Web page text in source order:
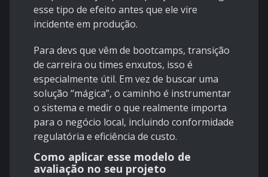
esse tipo de efeito antes que ele vire
incidente em produção.
Para devs que vêm de bootcamps, transição
de carreira ou times enxutos, isso é
especialmente útil. Em vez de buscar uma
solução “mágica”, o caminho é instrumentar
o sistema e medir o que realmente importa
para o negócio local, incluindo conformidade
regulatória e eficiência de custo.
Como aplicar esse modelo de
avaliação no seu projeto